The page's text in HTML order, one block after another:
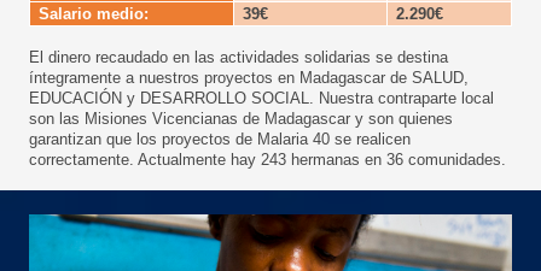
Salario medio: 39€ 2.290€
El dinero recaudado en las actividades solidarias se destina
íntegramente a nuestros proyectos en Madagascar de SALUD,
EDUCACIÓN y DESARROLLO SOCIAL. Nuestra contraparte local
son las Misiones Vicencianas de Madagascar y son quienes
garantizan que los proyectos de Malaria 40 se realicen
correctamente. Actualmente hay 243 hermanas en 36 comunidades.